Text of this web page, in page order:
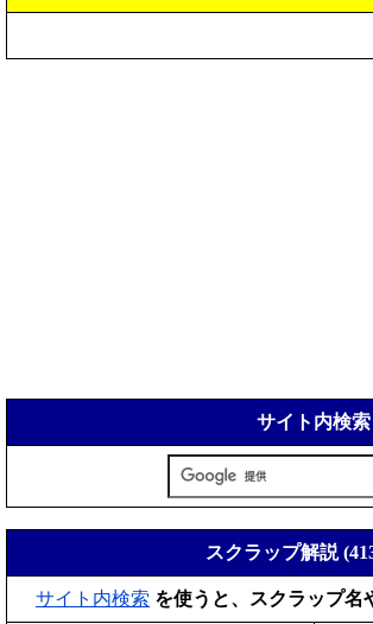
サイト内検索
スクラップ解説
サイト内検索 を使うと、スクラップ名